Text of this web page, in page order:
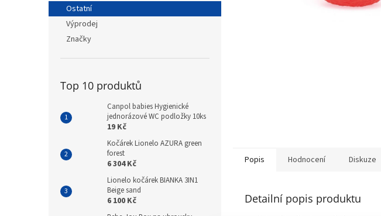
Ostatní
Výprodej
Značky
Top 10 produktů
Canpol babies Hygienické
jednorázové WC podložky 10ks
19 Kč
Kočárek Lionelo AZURA green
forest
6 304 Kč
Lionelo kočárek BIANKA 3IN1
Beige sand
6 100 Kč
Popis Hodnocení Diskuze
Detailní popis produktu